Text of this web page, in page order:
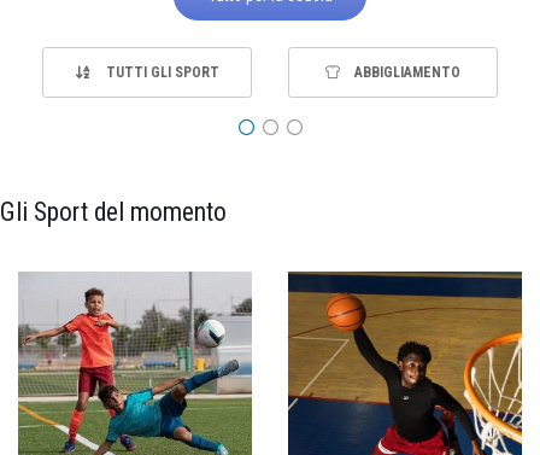
TUTTI GLI SPORT ABBIGLIAMENTO
Gli Sport del momento